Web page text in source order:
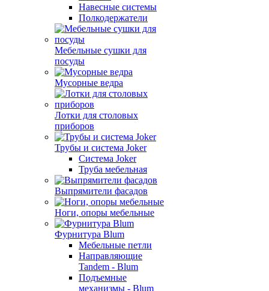
Навесные системы
Полкодержатели
Мебельные сушки для
посуды
Мусорные ведра
Лотки для столовых
приборов
Трубы и система Joker
Система Joker
Труба мебельная
Выпрямители фасадов
Ноги, опоры мебельные
Фурнитура Blum
Мебельные петли
Направляющие
Tandem - Blum
Подъемные
механизмы - Blum